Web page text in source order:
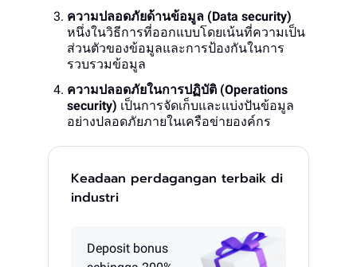
ความปลอดภัยด้านข้อมูล (Data security)
หนึ่งในวิธีการที่ออกแบบโดยเน้นที่ความเป็น
ส่วนตัวของข้อมูลและการป้องกันในการ
รวบรวมข้อมูล
ความปลอดภัยในการปฏิบัติ (Operations
security) เป็นการจัดเก็บและแบ่งปันข้อมูล
อย่างปลอดภัยภายในเครือข่ายองค์กร
Keadaan perdagangan terbaik di
industri
Deposit bonus